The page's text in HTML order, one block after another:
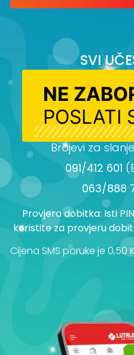
SVI
NE
POSLATI
Brojevi za
091/412 601
063/888
Provjera dobitka: Isti
koristite za provjeru
Cijena SMS poruke je 0,50